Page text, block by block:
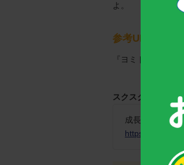
よ。
参考URL
『ヨミドクター』
スクスクニュース
成長や発育に
https://